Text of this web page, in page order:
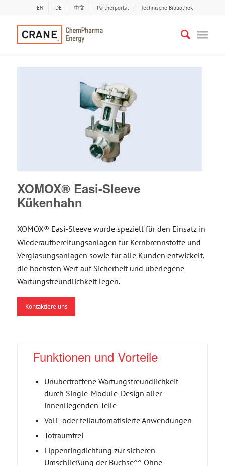
EN DE 中文 Partnerportal Technische Bibliothek
XOMOX® Easi-Sleeve
Kükenhahn
XOMOX® Easi-Sleeve wurde speziell für den Einsatz in
Wiederaufbereitungsanlagen für Kernbrennstoffe und
Verglasungsanlagen sowie für alle Kunden entwickelt,
die höchsten Wert auf Sicherheit und überlegene
Wartungsfreundlichkeit legen.
Kontaktiere uns
Funktionen und Vorteile
Unübertroffene Wartungsfreundlichkeit
durch Single-Module-Design aller
innenliegenden Teile
Voll- oder teilautomatisierte Anwendungen
Totraumfrei
Lippenringdichtung zur sicheren
Umschließung der Buchse^^ Ohne